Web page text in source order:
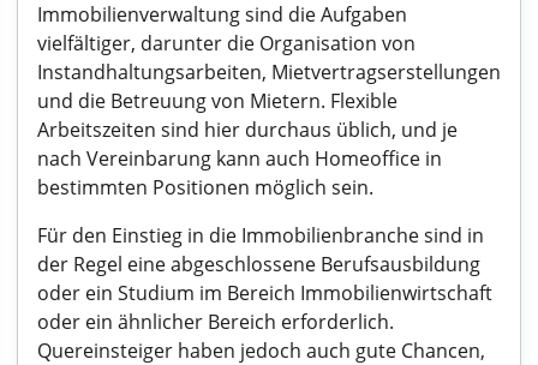
Immobilienverwaltung sind die Aufgaben
vielfältiger, darunter die Organisation von
Instandhaltungsarbeiten, Mietvertragserstellungen
und die Betreuung von Mietern. Flexible
Arbeitszeiten sind hier durchaus üblich, und je
nach Vereinbarung kann auch Homeoffice in
bestimmten Positionen möglich sein.
Für den Einstieg in die Immobilienbranche sind in
der Regel eine abgeschlossene Berufsausbildung
oder ein Studium im Bereich Immobilienwirtschaft
oder ein ähnlicher Bereich erforderlich.
Quereinsteiger haben jedoch auch gute Chancen,